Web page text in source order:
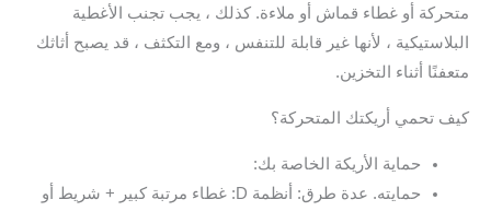
متحركة أو غطاء قماش أو ملاءة. كذلك ، يجب تجنب الأغطية
البلاستيكية ، لأنها غير قابلة للتنفس ، ومع التكثف ، قد يصبح أثاثك
متعفنًا أثناء التخزين.
كيف تحمي أريكتك المتحركة؟
حماية الأريكة الخاصة بك:
حمايته. عدة طرق: أنظمة D: غطاء مرتبة كبير + شريط أو